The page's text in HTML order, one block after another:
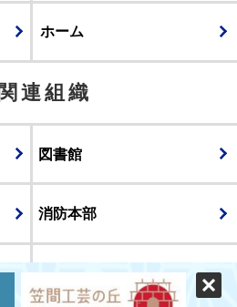
ホーム
連組織
図書館
消防本部